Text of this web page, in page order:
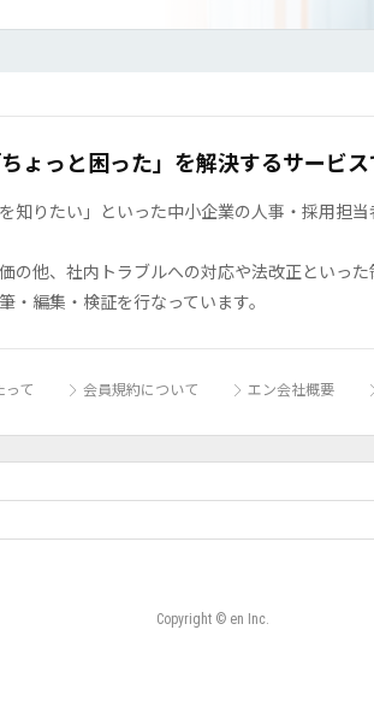
ょっと困った」を解決するサービス
知りたい」といった中小企業の人事・採用担
の他、社内トラブルへの対応や法改正といっ
・編集・検証を行なっています。
って 会員規約について エン会社概要
Copyright © en Inc.